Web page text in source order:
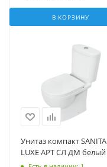
В КОРЗИНУ
Унитаз компакт SANITA
LUXE АРТ СЛ ДМ белый